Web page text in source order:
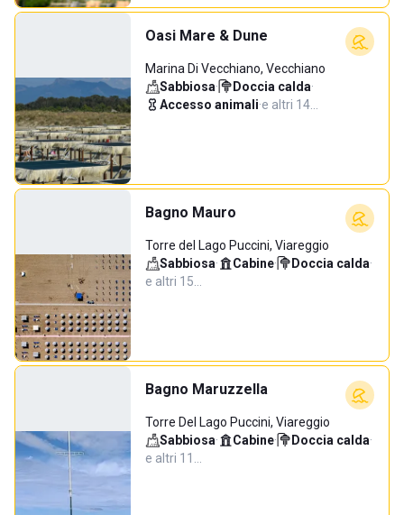
Oasi Mare & Dune
Marina Di Vecchiano, Vecchiano
Sabbiosa· Doccia calda·
Accesso animali·e altri 14…
Bagno Mauro
Torre del Lago Puccini, Viareggio
Sabbiosa· Cabine· Doccia calda·
e altri 15…
Bagno Maruzzella
Torre Del Lago Puccini, Viareggio
Sabbiosa· Cabine· Doccia calda·
e altri 11…